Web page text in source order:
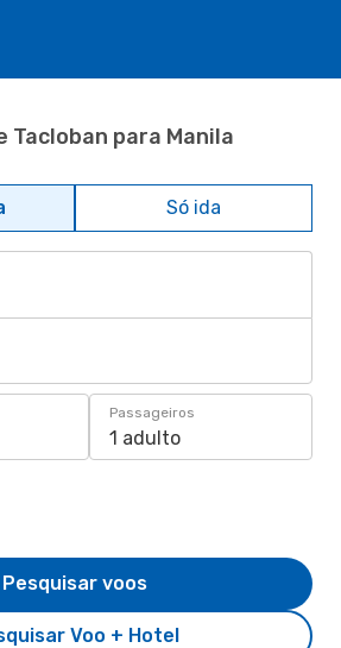
Tacloban para Manila
Só ida
Passageiros
1 adulto
Voo + Hotel
Pesquisar voos